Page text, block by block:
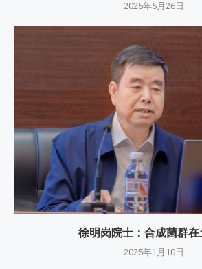
2025年5月26日
徐明岗院士：​合成菌群在
2025年1月10日